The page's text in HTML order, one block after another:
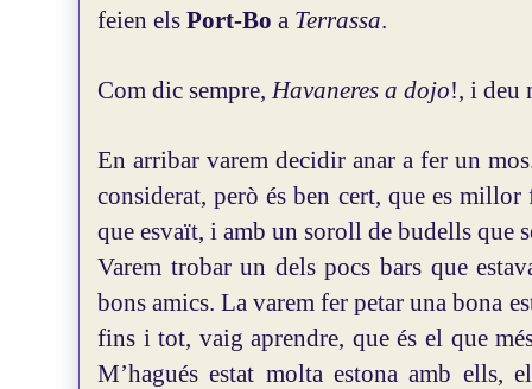
feien els Port-Bo a Terrassa.
Com dic sempre, Havaneres a dojo!, i deu
En arribar varem decidir anar a fer un
considerat, però és ben cert, que es
que esvaït, i amb un soroll de budells que
Varem trobar un dels pocs bars que
bons amics. La varem fer petar una bona
fins i tot, vaig aprendre, que és el que més
M’hagués estat molta estona amb ells,